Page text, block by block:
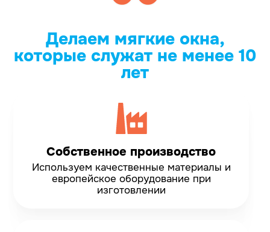
Делаем мягкие окна,
которые служат не менее 10
лет
Собственное производство
Используем качественные материалы и
европейское оборудование при
изготовлении